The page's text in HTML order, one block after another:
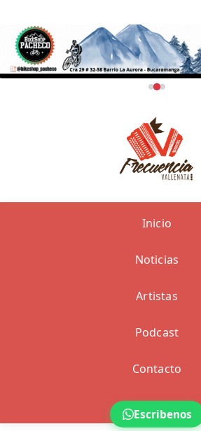
Inicio
Noticias
Artistas
Podcast
Contacto
Escribenos